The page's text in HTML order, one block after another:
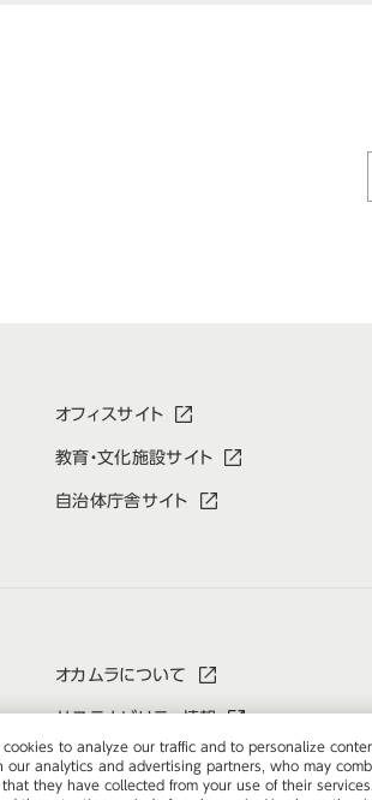
オフィスサイト
教育・文化施設サイト
自治体庁舎サイト
オカムラについて
サステナビリティ情報
カムラ
to analyze our traffic and to personalize
analytics and advertising partners, who may
they have collected from your use of their